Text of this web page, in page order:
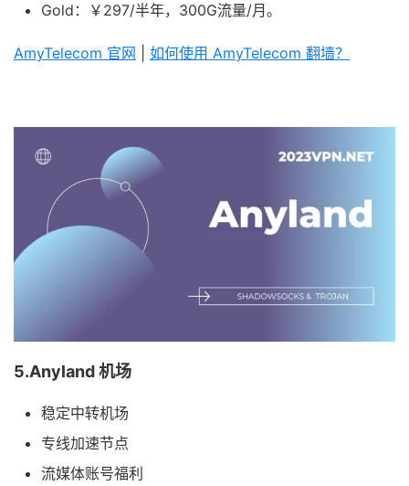
Gold：￥297/半年，300G流量/月。
AmyTelecom 官网 如何使用 AmyTelecom 翻墙？
5.Anyland 机场
稳定中转机场
专线加速节点
流媒体账号福利